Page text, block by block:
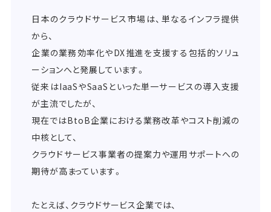
日本のクラウドサービス市場は、単なるインフラ提供
から、
企業の業務効率化やDX推進を支援する包括的ソリュ
ーションへと発展しています。
従来はIaaSやSaaSといった単一サービスの導入支援
が主流でしたが、
現在ではBtoB企業における業務改革やコスト削減の
中核として、
クラウドサービス事業者の提案力や運用サポートへの
期待が高まっています。
たとえば、クラウドサービス企業では、